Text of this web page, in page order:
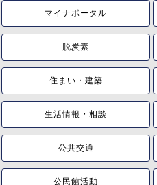
マイナポータル
脱炭素
住まい・建築
生活情報・相談
公共交通
公民館活動